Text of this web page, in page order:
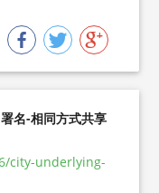
名-相同方式共享
city-underlying-